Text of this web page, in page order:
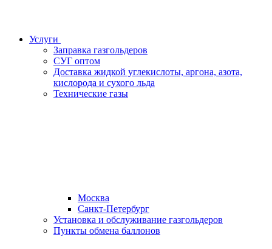
Услуги
Заправка газгольдеров
СУГ оптом
Доставка жидкой углекислоты, аргона, азота,
кислорода и сухого льда
Технические газы
Москва
Санкт-Петербург
Установка и обслуживание газгольдеров
Пункты обмена баллонов